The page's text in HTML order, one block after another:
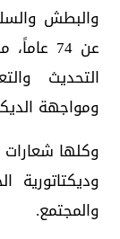
والبطش
عن 74
التحديث
ومواجهة
وكلها شعارات
وديكتاتورية
والمجتمع.